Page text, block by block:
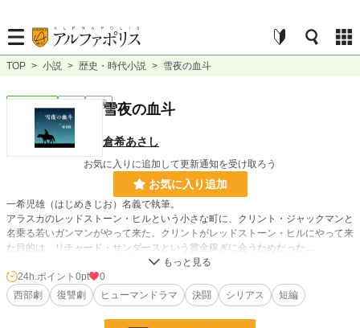
TOP > 小説 > 歴史・時代小説 > 雪夜の血斗
短編雪夜の血斗
倉希あさし
お気に入りに追加して更新通知を受け取ろう
お気に入り追加
一希児雄（はじめきじお）名義で執筆。
アラスカのレッドストーン・ヒルという小さな町に、クリント・ジャックマンと
名乗る若いガンマンがやって来た。クリントがレッドストーン・ヒルにやって来
た目的は、リチャード・サンダースという賞金稼ぎに会うためだった…。
小説 228,927 位 / 228,927 件
24h.ポイント 0pt
0
西部劇
復讐劇 ヒューマンドラマ 決闘 シリアス 短編